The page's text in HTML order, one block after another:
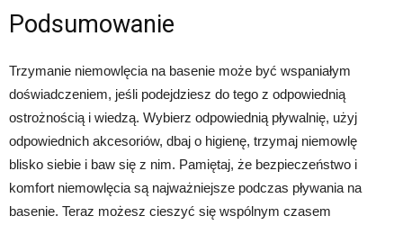
Podsumowanie
Trzymanie niemowlęcia na basenie może być wspaniałym
doświadczeniem, jeśli podejdziesz do tego z odpowiednią
ostrożnością i wiedzą. Wybierz odpowiednią pływalnię, użyj
odpowiednich akcesoriów, dbaj o higienę, trzymaj niemowlę
blisko siebie i baw się z nim. Pamiętaj, że bezpieczeństwo i
komfort niemowlęcia są najważniejsze podczas pływania na
basenie. Teraz możesz cieszyć się wspólnym czasem